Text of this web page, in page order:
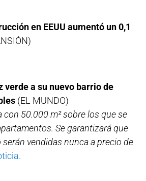
en EEUU aumentó un 0,1
verde a su nuevo barrio de
(EL MUNDO)
con 50.000 m² sobre los que se
Se garantizará que
vendidas nunca a precio de